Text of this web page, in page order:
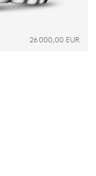
26 000,00 EUR